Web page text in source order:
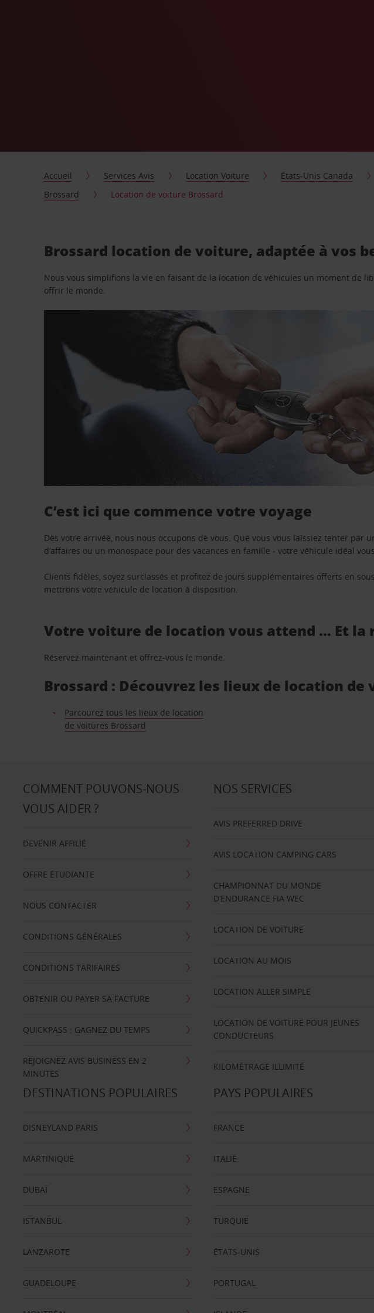
Accueil Services Avis Location Voiture États-Unis Canada
Brossard
Location de voiture Brossard
Brossard location de voiture, adaptée à vos
Nous vous simplifions la vie en faisant de la location de véhicules un moment de
offrir le monde.
C’est ici que commence votre voyage
Dès votre arrivée, nous nous occupons de vous. Que vous vous laissiez tenter
d’affaires ou un monospace pour des vacances en famille - votre véhicule idéal
Clients fidèles, soyez surclassés et profitez de jours supplémentaires offerts en
mettrons votre véhicule de location à disposition.
Votre voiture de location vous attend … Et la
Réservez maintenant et offrez-vous le monde.
Brossard : Découvrez les lieux de location
Parcourez tous les lieux de location
de voitures Brossard
COMMENT POUVONS-NOUS
VOUS AIDER ?
DEVENIR AFFILIÉ
OFFRE ÉTUDIANTE
NOUS CONTACTER
CONDITIONS GÉNÉRALES
CONDITIONS TARIFAIRES
OBTENIR OU PAYER SA FACTURE
QUICKPASS : GAGNEZ DU TEMPS
REJOIGNEZ AVIS BUSINESS EN 2
MINUTES
NOS SERVICES
AVIS PREFERRED DRIVE
AVIS LOCATION CAMPING CARS
CHAMPIONNAT DU MONDE
D’ENDURANCE FIA WEC
LOCATION DE VOITURE
LOCATION AU MOIS
LOCATION ALLER SIMPLE
LOCATION DE VOITURE POUR JEUNES
CONDUCTEURS
KILOMÉTRAGE ILLIMITÉ
DESTINATIONS POPULAIRES
DISNEYLAND PARIS
MARTINIQUE
DUBAÏ
ISTANBUL
LANZAROTE
GUADELOUPE
PAYS POPULAIRES
FRANCE
ITALIE
ESPAGNE
TURQUIE
ÉTATS-UNIS
PORTUGAL